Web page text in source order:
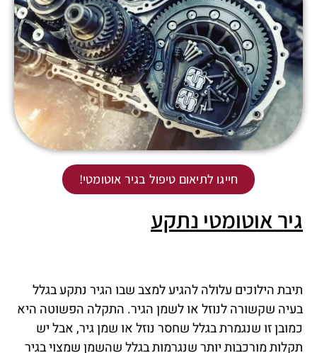
חייגו לתיאום טיפול בגיר אוטומטי!
גיר אוטומטי נתקע
תיבת הילוכים עלולה להגיע למצב שבו הגיר נתקע בגלל
בעיה שקשורה לנוזל או לשמן הגיר. התקלה הפשוטה היא
כמובן זו שנגמרת בגלל שחסר נוזל או שמן גיר, אבל יש
תקלות מורכבות יותר שנגרמות בגלל שהשמן שמצוי בגיר